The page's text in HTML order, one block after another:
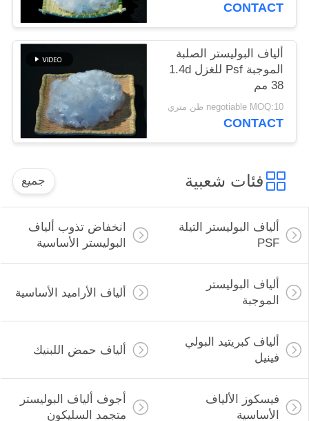
CONTACT
ألياف البوليستر الصلبة
الموجبة Psf للغزل 1.4d
38 مم
negotiable MOQ:10 طن متري
CONTACT
فئات شعبية جميع
ألياف البوليستر التيلة
PSF
انخفاض تذوب ألياف
البوليستر الأساسية
ألياف البوليستر
الموجبة
ألياف الأراميد الأساسية
ألياف كبريتيد البولي
فينيل
ألياف حمض اللبنيك
فيسكوز الألياف
الأساسية
أجوف ألياف البوليستر
متجمد السليكون